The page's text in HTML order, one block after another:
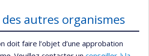
des autres organismes
doit faire l’objet d’une approbation